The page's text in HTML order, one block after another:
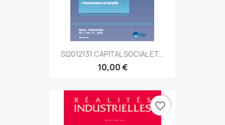
SI2012131 CAPITAL SOCIAL ET...
10,00 €
favorite_border